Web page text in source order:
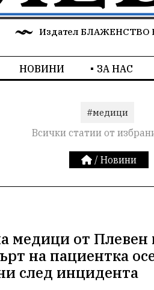
Издател БЛАЖЕНСТВО
НОВИНИ ЗА НАС
#медици
Всички статии от
/ Новини
медици от Плевен
на пациентка
след инцидента